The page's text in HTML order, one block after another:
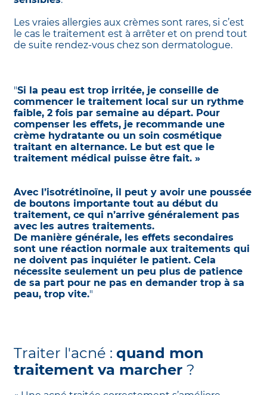
Les vraies allergies aux crèmes sont rares, si c’est
le cas le traitement est à arrêter et on prend tout
de suite rendez-vous chez son dermatologue.
"Si la peau est trop irritée, je conseille de
commencer le traitement local sur un rythme
faible, 2 fois par semaine au départ. Pour
compenser les effets, je recommande une
crème hydratante ou un soin cosmétique
traitant en alternance. Le but est que le
traitement médical puisse être fait. »
Avec l’isotrétinoïne, il peut y avoir une poussée
de boutons importante tout au début du
traitement, ce qui n’arrive généralement pas
avec les autres traitements.
De manière générale, les effets secondaires
sont une réaction normale aux traitements qui
ne doivent pas inquiéter le patient. Cela
nécessite seulement un peu plus de patience
de sa part pour ne pas en demander trop à sa
peau, trop vite."
Traiter l'acné : quand mon
traitement va marcher ?